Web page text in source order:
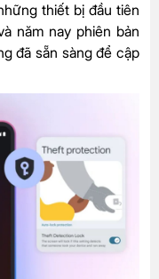
thiết bị đầu tiên
năm nay phiên bản
đã sẵn sàng để cập